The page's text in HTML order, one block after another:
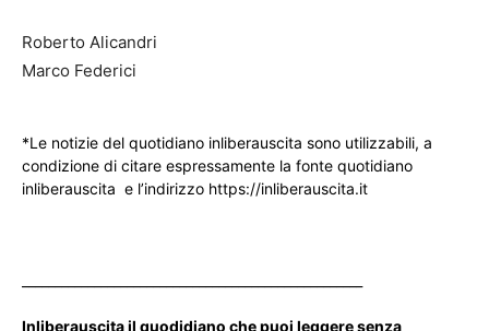
Roberto Alicandri
Marco Federici
*Le notizie del quotidiano inliberauscita sono utilizzabili, a
condizione di citare espressamente la fonte quotidiano
inliberauscita e l’indirizzo https://inliberauscita.it
Inliberauscita il quodidiano che puoi leggere senza